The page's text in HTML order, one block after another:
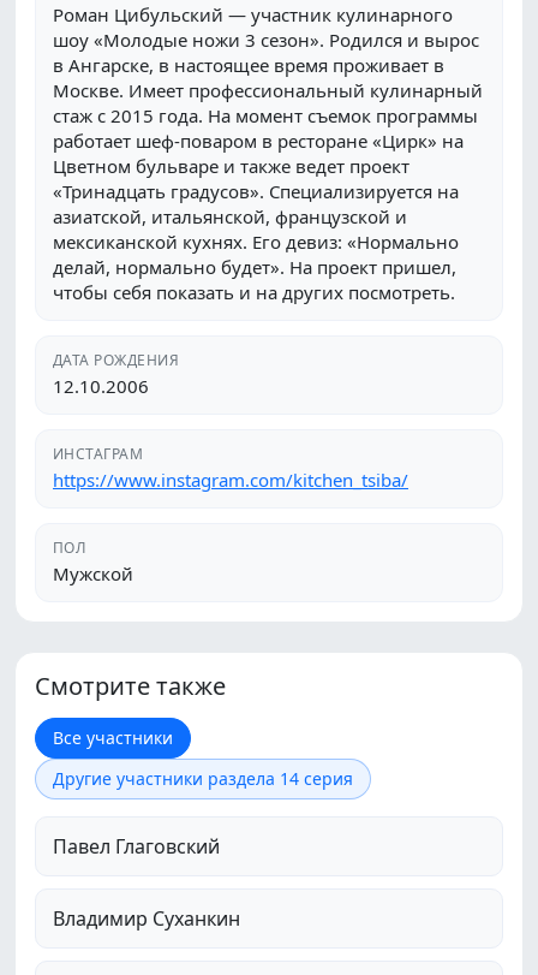
Роман Цибульский — участник кулинарного
шоу «Молодые ножи 3 сезон». Родился и вырос
в Ангарске, в настоящее время проживает в
Москве. Имеет профессиональный кулинарный
стаж с 2015 года. На момент съемок программы
работает шеф-поваром в ресторане «Цирк» на
Цветном бульваре и также ведет проект
«Тринадцать градусов». Специализируется на
азиатской, итальянской, французской и
мексиканской кухнях. Его девиз: «Нормально
делай, нормально будет». На проект пришел,
чтобы себя показать и на других посмотреть.
ДАТА РОЖДЕНИЯ
12.10.2006
ИНСТАГРАМ
https://www.instagram.com/kitchen_tsiba/
ПОЛ
Мужской
Смотрите также
Все участники
Другие участники раздела 14 серия
Павел Глаговский
Владимир Суханкин